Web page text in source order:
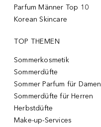
Parfum Männer Top 10
Korean Skincare
TOP THEMEN
Sommerkosmetik
Sommerdüfte
Sommer Parfum für Damen
Sommerdüfte für Herren
Herbstdüfte
Make-up-Services